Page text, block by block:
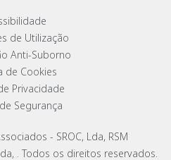
- SROC, Lda, RSM
. Todos os direitos reservados.
de Utilização
Anti-Suborno
de Cookies
Privacidade
Segurança